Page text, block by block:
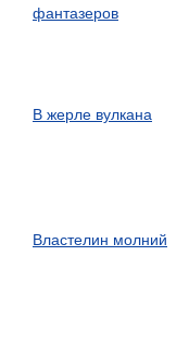
фантазеров
В жерле вулкана
Властелин молний